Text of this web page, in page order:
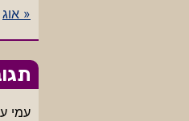
« אוג
עמי